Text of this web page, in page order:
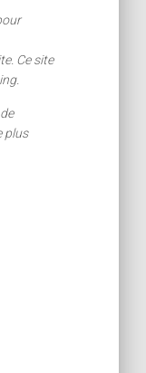
Ce site
plus